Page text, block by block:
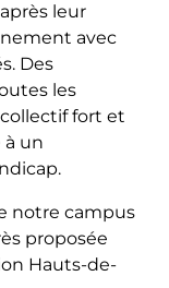
leur
avec
Des
les
fort et
à un
notre campus
proposée
Hauts-de-